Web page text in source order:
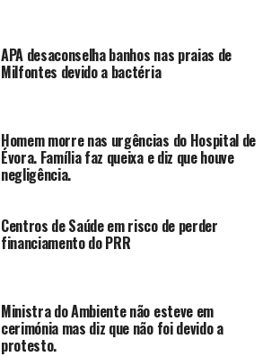
APA desaconselha banhos nas praias de
Milfontes devido a bactéria
Homem morre nas urgências do Hospital de
Évora. Família faz queixa e diz que houve
negligência.
Centros de Saúde em risco de perder
financiamento do PRR
Ministra do Ambiente não esteve em
cerimónia mas diz que não foi devido a
protesto.